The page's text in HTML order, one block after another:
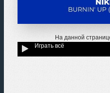
На данной
Играть всё